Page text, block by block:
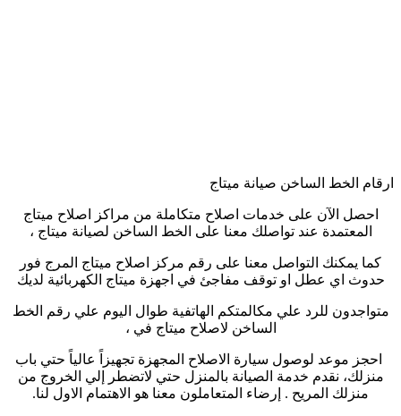
ارقام الخط الساخن صيانة ميتاج
احصل الآن على خدمات اصلاح متكاملة من مراكز اصلاح ميتاج
المعتمدة عند تواصلك معنا على الخط الساخن لصيانة ميتاج ،
كما يمكنك التواصل معنا على رقم مركز اصلاح ميتاج المرج فور
حدوث اي عطل او توقف مفاجئ في اجهزة ميتاج الكهربائية لديك
متواجدون للرد علي مكالمتكم الهاتفية طوال اليوم علي رقم الخط
الساخن لاصلاح ميتاج في ،
احجز موعد لوصول سيارة الاصلاح المجهزة تجهيزاً عالياً حتي باب
منزلك، نقدم خدمة الصيانة بالمنزل حتي لاتضطر إلي الخروج من
منزلك المريح . إرضاء المتعاملون معنا هو الاهتمام الاول لنا.